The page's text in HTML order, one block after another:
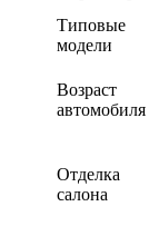
Типовые
модели
Возраст
автомобиля
Отделка
салона